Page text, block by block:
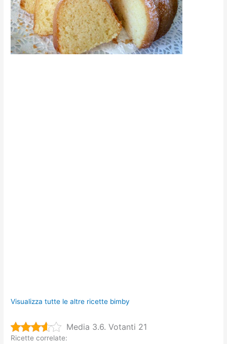
Visualizza tutte le altre ricette bimby
Media 3.6. Votanti 21
Ricette correlate: